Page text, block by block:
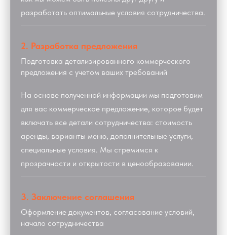
разработать оптимальные условия сотрудничества.
2. Разработка предложения
Подготовка детализированного коммерческого
предложения с учетом ваших требований
На основе полученной информации мы подготовим
для вас коммерческое предложение, которое будет
включать все детали сотрудничества: стоимость
аренды, варианты меню, дополнительные услуги,
специальные условия. Мы стремимся к
прозрачности и открытости в ценообразовании.
3. Заключение соглашения
Оформление документов, согласование условий,
начало сотрудничества